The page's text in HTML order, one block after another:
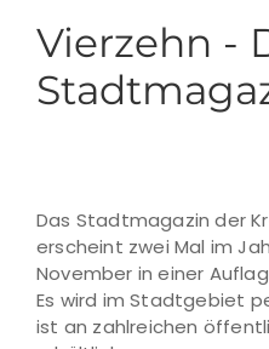
Vierzehn -
Das Stadtmagazin der
erscheint zwei Mal im
November in einer
Es wird im Stadtgebiet
ist an zahlreichen